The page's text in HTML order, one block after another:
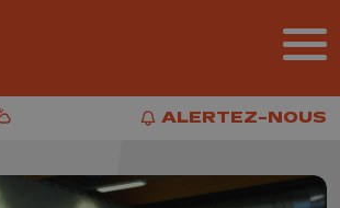
ALERTEZ-NOUS
ALERTEZ-NOUS
Météo